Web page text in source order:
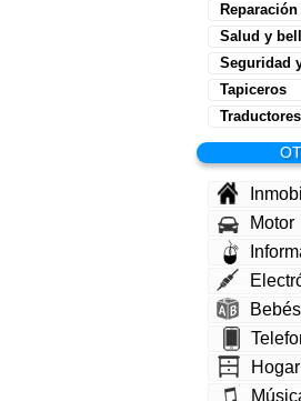
Salud y
Seguridad
Tapiceros
Traductores
Motor